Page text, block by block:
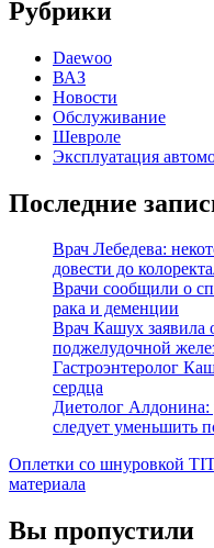
Рубрики
Daewoo
ВАЗ
Новости
Обслуживание
Шевроле
Эксплуатация
Последние
Врач Лебедева:
довести до
Врачи сообщили о
рака и деменции
Врач Кашух заявила
поджелудочной
Гастроэнтеролог
сердца
Диетолог Алдонина:
следует уменьшить
Оплетки со шнуровкой
материала
Вы пропустили